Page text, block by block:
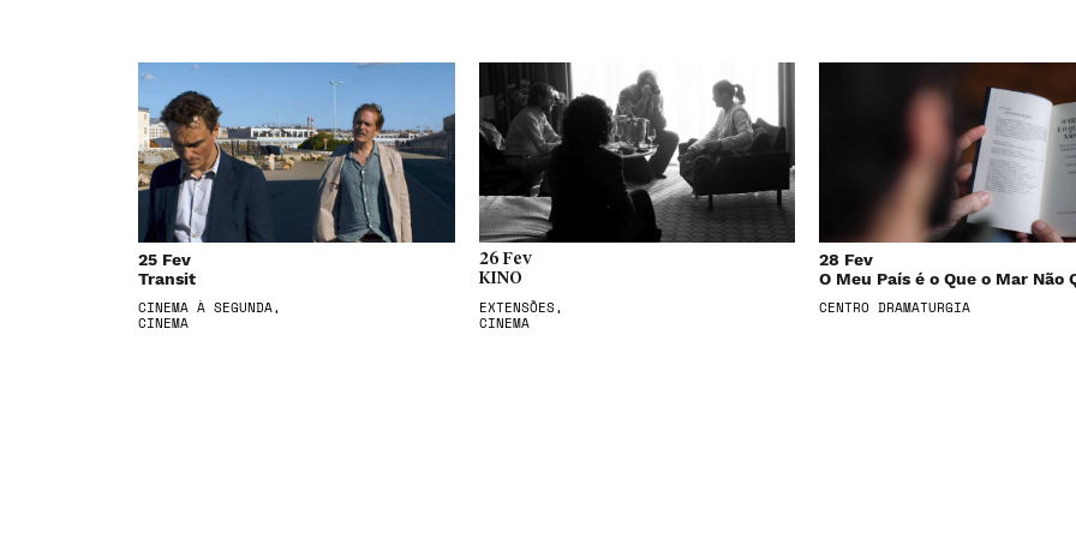
25 Fev
Transit
CINEMA À SEGUNDA,
CINEMA
26 Fev
KINO
EXTENSÕES,
CINEMA
28 Fev
O Meu País é o Que o Mar Não
CENTRO DRAMATURGIA